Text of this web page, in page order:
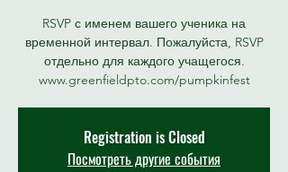
RSVP с именем вашего ученика на
временной интервал. Пожалуйста, RSVP
отдельно для каждого учащегося.
www.greenfieldpto.com/pumpkinfest
Registration is Closed
Посмотреть другие события